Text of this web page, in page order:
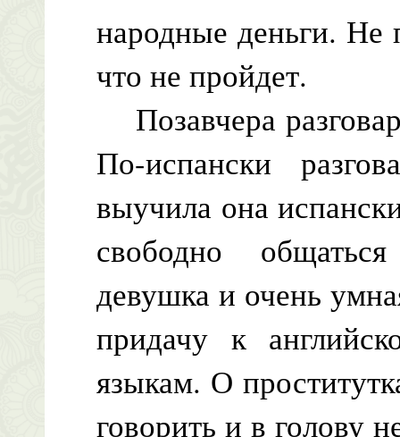
народные деньги. Не
что не пройдет.
Позавчера
По-испански
выучила она
свободно
девушка и очень
придачу к
языкам. О
говорить и в голову